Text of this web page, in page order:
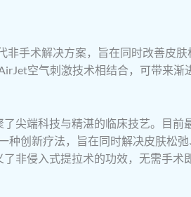
手术解决方案，旨在同时改善皮肤
空气刺激技术相结合，可带来渐
尖端科技与精湛的临床技艺。目前
一种创新疗法，旨在同时解决皮肤松
非侵入式提拉术的功效，无需手术